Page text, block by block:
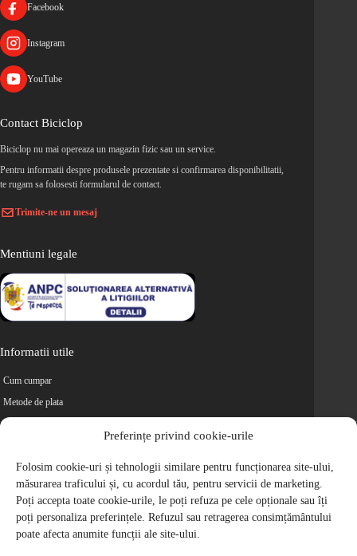
Preferințe privind cookie-urile
Folosim cookie-uri și tehnologii similare pentru funcționarea site-ului,
măsurarea traficului și, cu acordul tău, pentru servicii de marketing.
Poți accepta toate cookie-urile, le poți refuza pe cele opționale sau îți
poți personaliza preferințele. Refuzul sau retragerea consimțământului
poate afecta anumite funcții ale site-ului.
Facebook
Instagram
YouTube
Contact Biciclop
Biciclop nu mai opereaza un magazin fizic sau un service.
Pentru informatii despre produsele prezentate si confirmarea disponibilitatii,
te rugam sa folosesti formularul de contact.
Trimite-ne un mesaj
Mentiuni legale
Informatii utile
Cum cumpar
Metode de plata
Retur
Cariere
Politica de Confidentialitate
Politica de cookie-uri